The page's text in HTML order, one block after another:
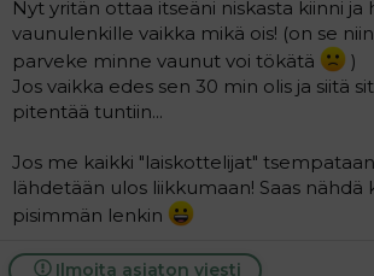
Nyt yritän ottaa itseäni niskasta kiinni ja
vaunulenkille vaikka mikä ois! (on se
parveke minne vaunut voi tökätä
)
Jos vaikka edes sen 30 min olis ja siitä
pitentää tuntiin...
Jos me kaikki "laiskottelijat"
lähdetään ulos liikkumaan! Saas nähdä
pisimmän lenkin
Ilmoita asiaton viesti